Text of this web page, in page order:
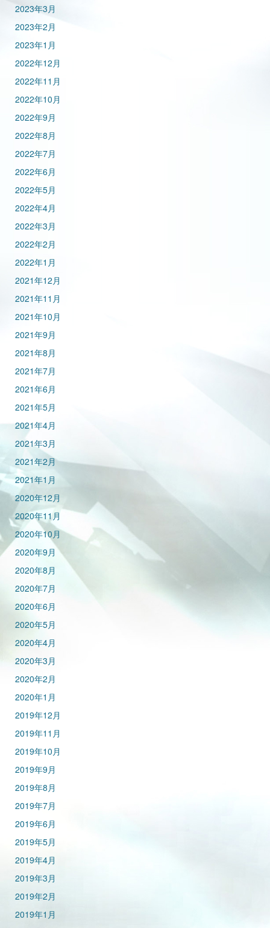
2023年3月
2023年2月
2023年1月
2022年12月
2022年11月
2022年10月
2022年9月
2022年8月
2022年7月
2022年6月
2022年5月
2022年4月
2022年3月
2022年2月
2022年1月
2021年12月
2021年11月
2021年10月
2021年9月
2021年8月
2021年7月
2021年6月
2021年5月
2021年4月
2021年3月
2021年2月
2021年1月
2020年12月
2020年11月
2020年10月
2020年9月
2020年8月
2020年7月
2020年6月
2020年5月
2020年4月
2020年3月
2020年2月
2020年1月
2019年12月
2019年11月
2019年10月
2019年9月
2019年8月
2019年7月
2019年6月
2019年5月
2019年4月
2019年3月
2019年2月
2019年1月